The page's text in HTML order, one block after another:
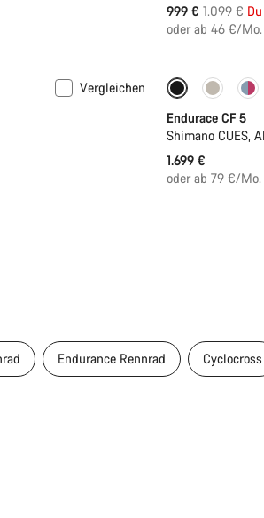
999 € 1.099 €
oder ab 46 €/Mo.
Vergleichen
Bald verfügbar
Endurace CF 5
Shimano CUES,
1.699 €
oder ab 79 €/Mo.
Endurance Rennrad Cyclocross